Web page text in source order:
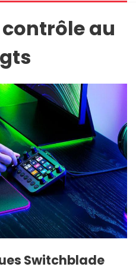
au
Switchblade